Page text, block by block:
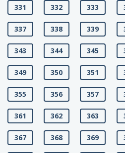
331 332 333
337 338 339
343 344 345
349 350 351
355 356 357
361 362 363
367 368 369